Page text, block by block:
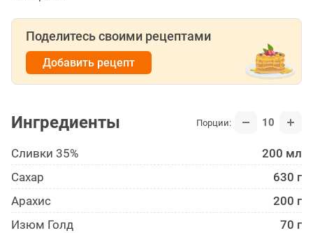
Поделитесь своими рецептами
Добавить рецепт
Ингредиенты Порции: 10
Сливки 35%
200 мл
Сахар
630 г
Арахис
200 г
Изюм Голд
70 г